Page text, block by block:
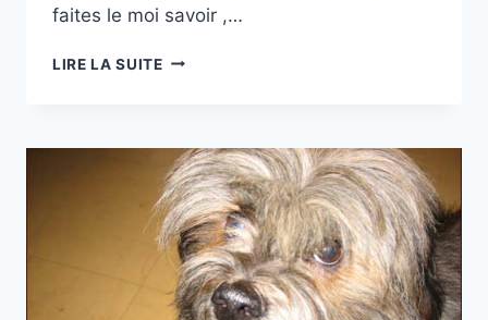
faites le moi savoir ,…
LIRE LA SUITECHATEAU
ANGLETERRE)